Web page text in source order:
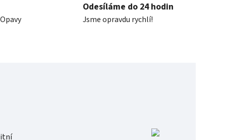
Odesíláme do 24 hodin
Jsme opravdu rychlí!